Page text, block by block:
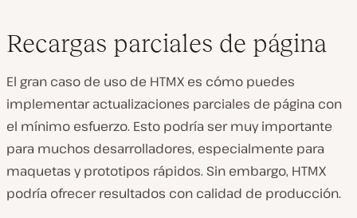
Recargas parciales de página
El gran caso de uso de HTMX es cómo puedes
implementar actualizaciones parciales de página con
el mínimo esfuerzo. Esto podría ser muy importante
para muchos desarrolladores, especialmente para
maquetas y prototipos rápidos. Sin embargo, HTMX
podría ofrecer resultados con calidad de producción.